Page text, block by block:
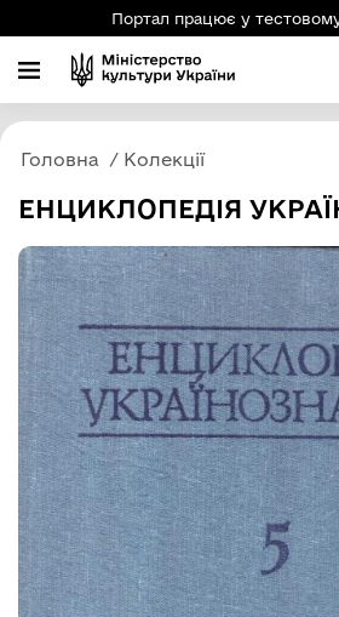
Портал працює у
Головна Колекції
ЕНЦИКЛОПЕДІЯ